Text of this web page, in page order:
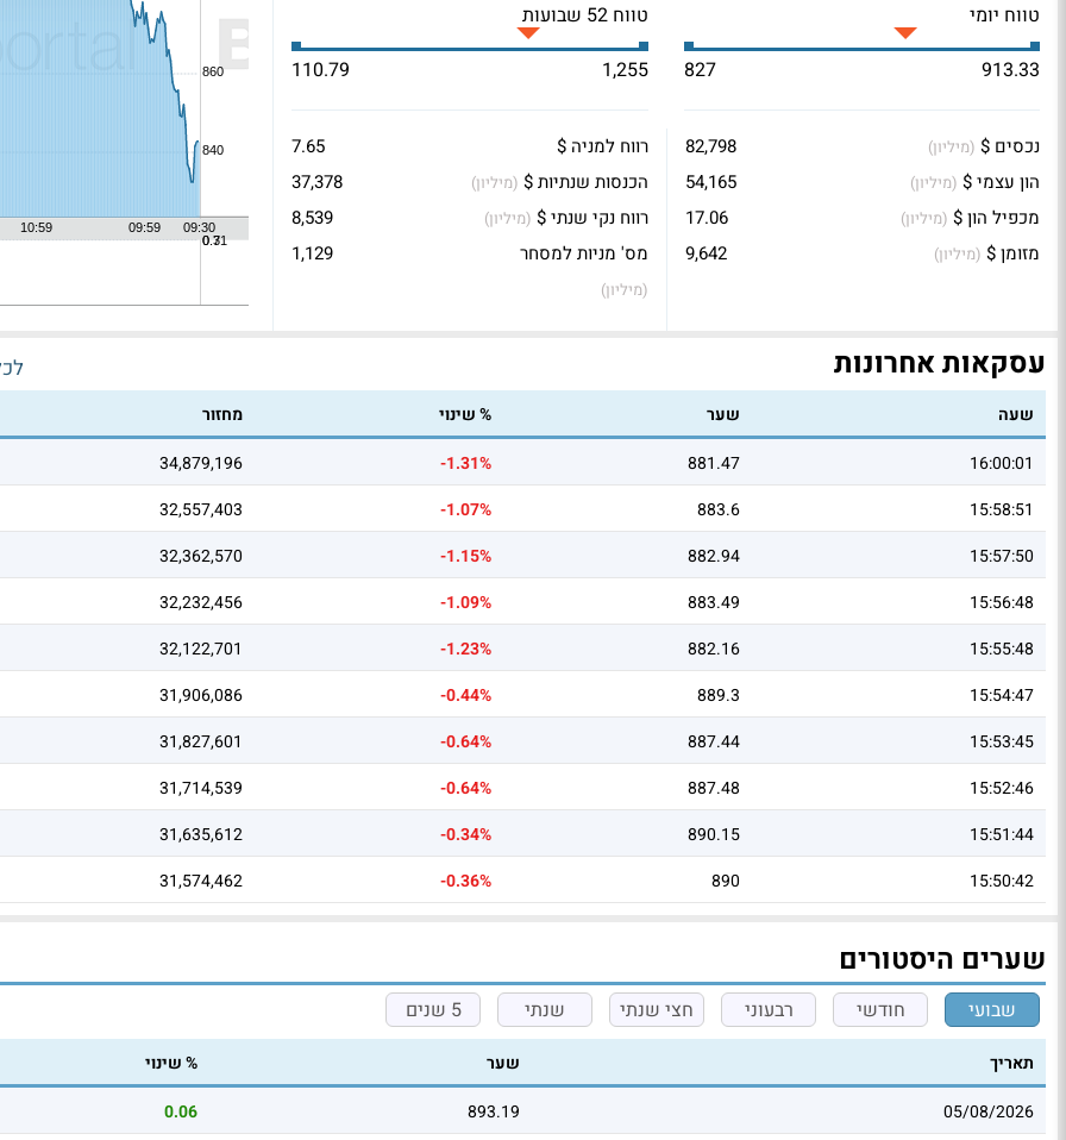
טווח יומי
913.33
827
טווח 52 שבועות
1,255
110.79
נכסים $ (מיליון)
82,798
הון עצמי $ (מיליון)
54,165
מכפיל הון $ (מיליון)
17.06
מזומן $ (מיליון) 9,642
רווח למניה $
7.65
הכנסות שנתיות $ (מיליון)
37,378
רווח נקי שנתי $ (מיליון)
8,539
מס' מניות למסחר
(מיליון)
1,129
עסקאות אחרונות
שעה שער % שינוי
מחזור
16:00:01
881.47
-1.31%
34,879,196
15:58:51
883.6
-1.07%
32,557,403
15:57:50
882.94
-1.15%
32,362,570
15:56:48
883.49
-1.09%
32,232,456
15:55:48
882.16
-1.23%
32,122,701
15:54:47
889.3
-0.44%
31,906,086
15:53:45
887.44
-0.64%
31,827,601
15:52:46
887.48
-0.64%
31,714,539
15:51:44
890.15
-0.34%
31,635,612
15:50:42
890
-0.36%
31,574,462
שערים היסטורים
שבועי חודשי רבעוני חצי שנתי שנתי 5 שנים
תאריך שער
% שינוי
05/08/2026
893.19
0.06